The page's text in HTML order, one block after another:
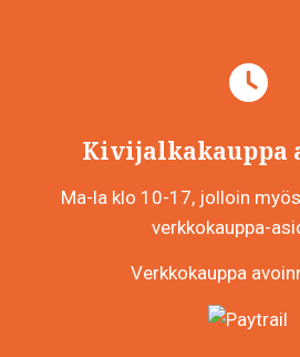
Kivijalkakauppa
Ma-la klo 10-17, jolloin
verkkokauppa-
Verkkokauppa